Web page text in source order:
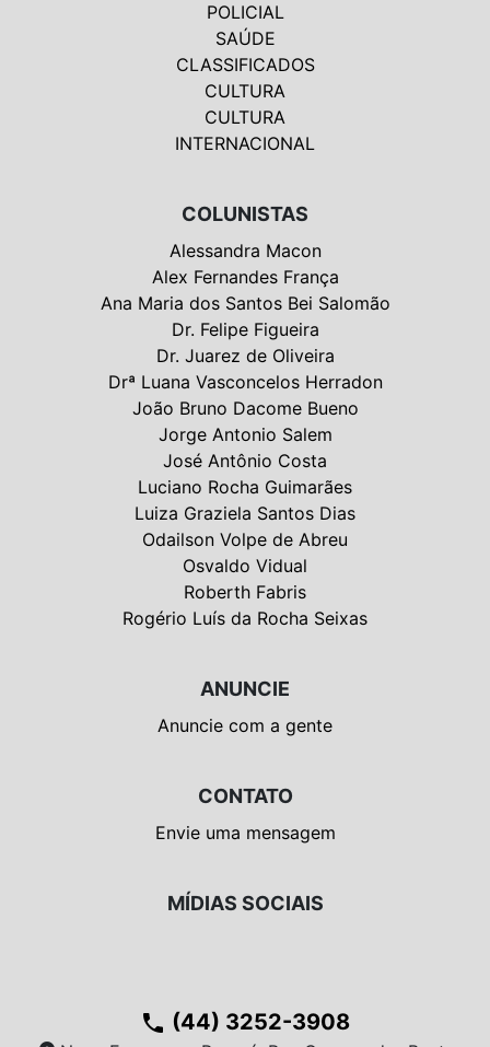
POLICIAL
SAÚDE
CLASSIFICADOS
CULTURA
CULTURA
INTERNACIONAL
COLUNISTAS
Alessandra Macon
Alex Fernandes França
Ana Maria dos Santos Bei Salomão
Dr. Felipe Figueira
Dr. Juarez de Oliveira
Drª Luana Vasconcelos Herradon
João Bruno Dacome Bueno
Jorge Antonio Salem
José Antônio Costa
Luciano Rocha Guimarães
Luiza Graziela Santos Dias
Odailson Volpe de Abreu
Osvaldo Vidual
Roberth Fabris
Rogério Luís da Rocha Seixas
ANUNCIE
Anuncie com a gente
CONTATO
Envie uma mensagem
MÍDIAS SOCIAIS
phone (44) 3252-3908